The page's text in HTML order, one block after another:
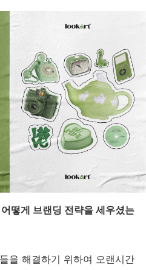
떻게 브랜딩 전략을 세우셨는
을 해결하기 위하여 오랜시간